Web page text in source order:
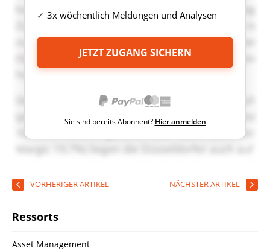
3x wöchentlich Meldungen und Analysen
JETZT ZUGANG SICHERN
Sie sind bereits Abonnent? Hier anmelden
VORHERIGER ARTIKEL NÄCHSTER ARTIKEL
Ressorts
Asset Management